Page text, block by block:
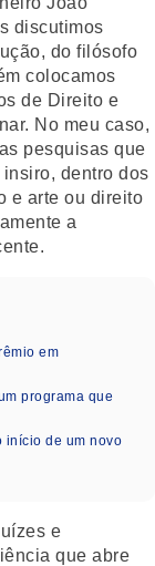
discutimos
do filósofo
colocamos
de Direito e
No meu caso,
pesquisas que
dentro dos
e arte ou direito
a
em
programa que
início de um novo
e
que abre